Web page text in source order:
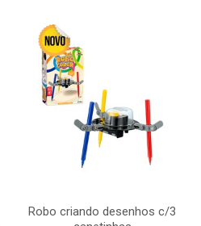
Robo criando desenhos c/3